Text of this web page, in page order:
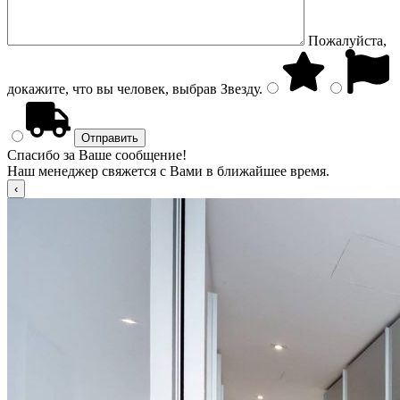
Пожалуйста,
докажите, что вы человек, выбрав Звезду.
Спасибо за Ваше сообщение!
Наш менеджер свяжется с Вами в ближайшее время.